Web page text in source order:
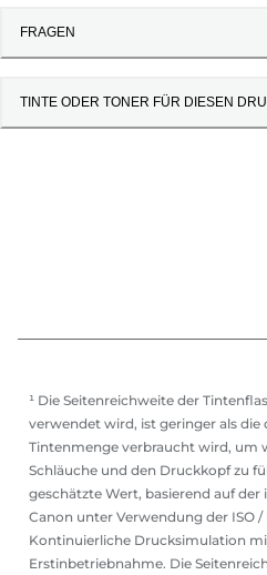
FRAGEN
TINTE ODER TONER FÜR DIESEN
¹ Die Seitenreichweite der
verwendet wird, ist geringer als die
Tintenmenge verbraucht wird, um
Schläuche und den Druckkopf zu
geschätzte Wert, basierend auf
Canon unter Verwendung der ISO /
Kontinuierliche Drucksimulation
Erstinbetriebnahme. Die